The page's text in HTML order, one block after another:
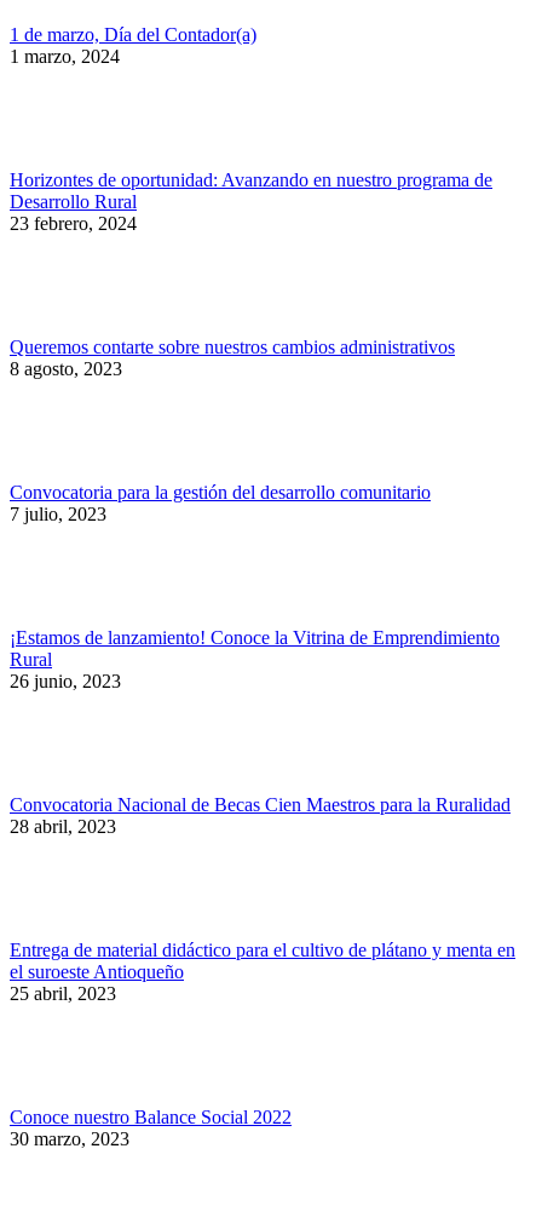
1 de marzo, Día del Contador(a)
1 marzo, 2024
Horizontes de oportunidad: Avanzando en nuestro programa de
Desarrollo Rural
23 febrero, 2024
Queremos contarte sobre nuestros cambios administrativos
8 agosto, 2023
Convocatoria para la gestión del desarrollo comunitario
7 julio, 2023
¡Estamos de lanzamiento! Conoce la Vitrina de Emprendimiento
Rural
26 junio, 2023
Convocatoria Nacional de Becas Cien Maestros para la Ruralidad
28 abril, 2023
Entrega de material didáctico para el cultivo de plátano y menta en
el suroeste Antioqueño
25 abril, 2023
Conoce nuestro Balance Social 2022
30 marzo, 2023